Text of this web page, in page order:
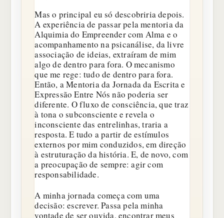
Mas o principal eu só descobriria depois.
A experiência de passar pela mentoria da
Alquimia do Empreender com Alma e o
acompanhamento na psicanálise, da livre
associação de ideias, extraíram de mim
algo de dentro para fora. O mecanismo
que me rege: tudo de dentro para fora.
Então, a Mentoria da Jornada da Escrita e
Expressão Entre Nós não poderia ser
diferente. O fluxo de consciência, que traz
à tona o subconsciente e revela o
inconsciente das entrelinhas, traria a
resposta. E tudo a partir de estímulos
externos por mim conduzidos, em direção
à estruturação da história. E, de novo, com
a preocupação de sempre: agir com
responsabilidade.
A minha jornada começa com uma
decisão: escrever. Passa pela minha
vontade de ser ouvida, encontrar meus